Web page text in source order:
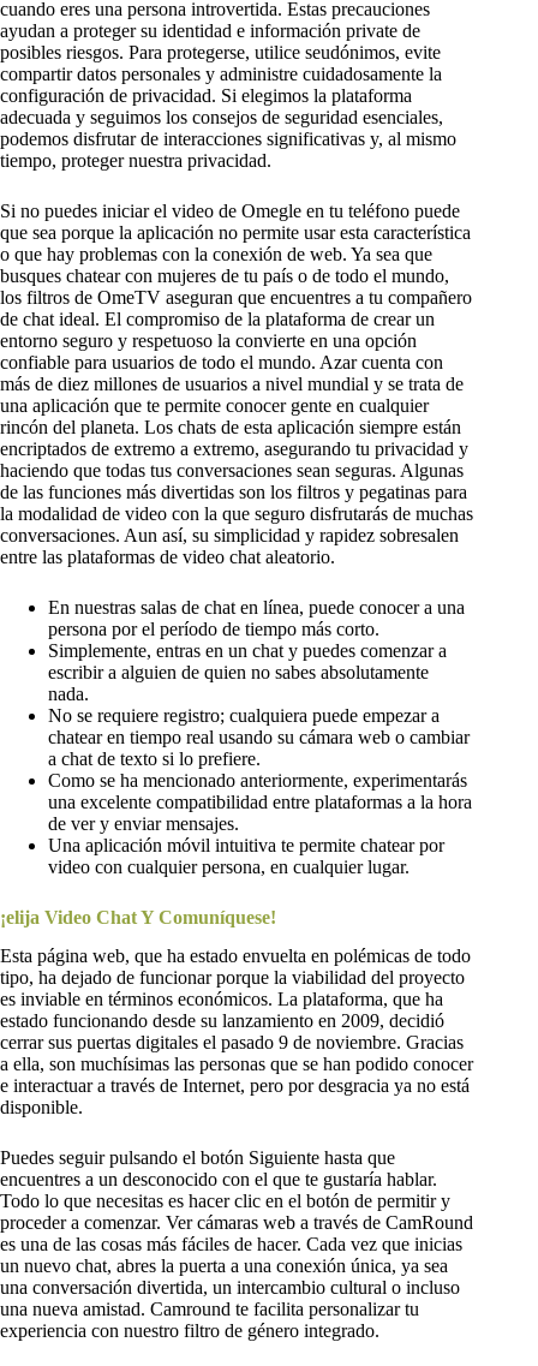
cuando eres una persona introvertida. Estas precauciones
ayudan a proteger su identidad e información private de
posibles riesgos. Para protegerse, utilice seudónimos, evite
compartir datos personales y administre cuidadosamente la
configuración de privacidad. Si elegimos la plataforma
adecuada y seguimos los consejos de seguridad esenciales,
podemos disfrutar de interacciones significativas y, al mismo
tiempo, proteger nuestra privacidad.
Si no puedes iniciar el video de Omegle en tu teléfono puede
que sea porque la aplicación no permite usar esta característica
o que hay problemas con la conexión de web. Ya sea que
busques chatear con mujeres de tu país o de todo el mundo,
los filtros de OmeTV aseguran que encuentres a tu compañero
de chat ideal. El compromiso de la plataforma de crear un
entorno seguro y respetuoso la convierte en una opción
confiable para usuarios de todo el mundo. Azar cuenta con
más de diez millones de usuarios a nivel mundial y se trata de
una aplicación que te permite conocer gente en cualquier
rincón del planeta. Los chats de esta aplicación siempre están
encriptados de extremo a extremo, asegurando tu privacidad y
haciendo que todas tus conversaciones sean seguras. Algunas
de las funciones más divertidas son los filtros y pegatinas para
la modalidad de video con la que seguro disfrutarás de muchas
conversaciones. Aun así, su simplicidad y rapidez sobresalen
entre las plataformas de video chat aleatorio.
En nuestras salas de chat en línea, puede conocer a una
persona por el período de tiempo más corto.
Simplemente, entras en un chat y puedes comenzar a
escribir a alguien de quien no sabes absolutamente
nada.
No se requiere registro; cualquiera puede empezar a
chatear en tiempo real usando su cámara web o cambiar
a chat de texto si lo prefiere.
Como se ha mencionado anteriormente, experimentarás
una excelente compatibilidad entre plataformas a la hora
de ver y enviar mensajes.
Una aplicación móvil intuitiva te permite chatear por
video con cualquier persona, en cualquier lugar.
¡elija Video Chat Y Comuníquese!
Esta página web, que ha estado envuelta en polémicas de todo
tipo, ha dejado de funcionar porque la viabilidad del proyecto
es inviable en términos económicos. La plataforma, que ha
estado funcionando desde su lanzamiento en 2009, decidió
cerrar sus puertas digitales el pasado 9 de noviembre. Gracias
a ella, son muchísimas las personas que se han podido conocer
e interactuar a través de Internet, pero por desgracia ya no está
disponible.
Puedes seguir pulsando el botón Siguiente hasta que
encuentres a un desconocido con el que te gustaría hablar.
Todo lo que necesitas es hacer clic en el botón de permitir y
proceder a comenzar. Ver cámaras web a través de CamRound
es una de las cosas más fáciles de hacer. Cada vez que inicias
un nuevo chat, abres la puerta a una conexión única, ya sea
una conversación divertida, un intercambio cultural o incluso
una nueva amistad. Camround te facilita personalizar tu
experiencia con nuestro filtro de género integrado.